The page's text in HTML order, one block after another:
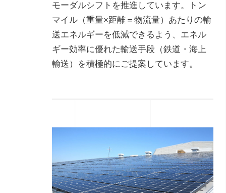
モーダルシフトを推進しています。トン
マイル（重量×距離＝物流量）あたりの輸
送エネルギーを低減できるよう、エネル
ギー効率に優れた輸送手段（鉄道・海上
輸送）を積極的にご提案しています。